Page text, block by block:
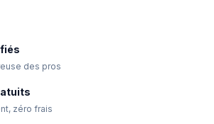
des pros
zéro frais